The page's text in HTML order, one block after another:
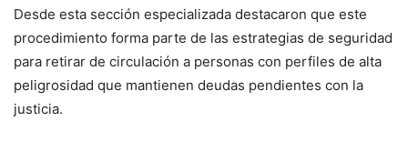
Desde esta sección especializada destacaron que este
procedimiento forma parte de las estrategias de seguridad
para retirar de circulación a personas con perfiles de alta
peligrosidad que mantienen deudas pendientes con la
justicia.